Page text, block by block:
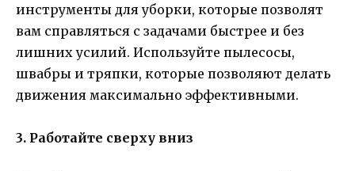
инструменты для уборки, которые позволят
вам справляться с задачами быстрее и без
лишних усилий. Используйте пылесосы,
швабры и тряпки, которые позволяют делать
движения максимально эффективными.
3. Работайте сверху вниз